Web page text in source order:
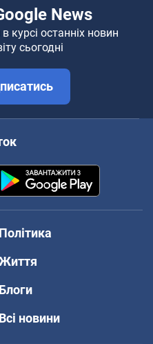
News
курсі останніх новин
сьогодні
Політика
Блоги
Всі новини